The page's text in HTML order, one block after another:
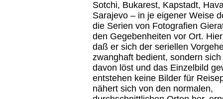
Sotchi, Bukarest, Kapstadt,
Sarajevo – in je eigener Weise
die Serien von Fotografien
den Gegebenheiten vor Ort.
daß er sich der seriellen
zwanghaft bedient, sondern
davon löst und das Einzelbild
entstehen keine Bilder für
nähert sich von den normalen,